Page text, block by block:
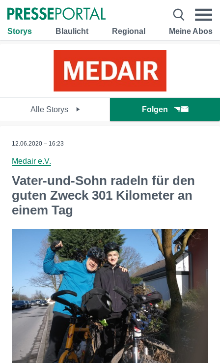
Storys Blaulicht Regional Meine Abos
Alle Storys Folgen
12.06.2020 – 16:23
Medair e.V.
Vater-und-Sohn radeln für den
guten Zweck 301 Kilometer an
einem Tag